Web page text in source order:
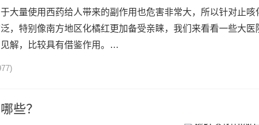
大量使用西药给人带来的副作用也危害非常大，所以针对止咳
，特别像南方地区化橘红更加备受亲睐，我们来看看一些大医
解，比较具有借鉴作用。…
些？